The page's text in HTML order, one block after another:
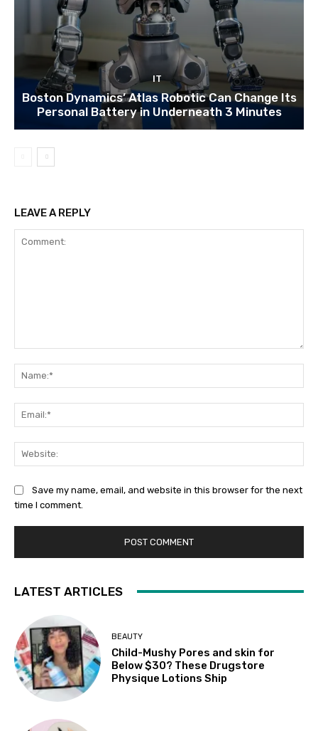
IT
Boston Dynamics’ Atlas Robotic Can Change Its
Personal Battery in Underneath 3 Minutes
LEAVE A REPLY
Save my name, email, and website in this browser for the next
time I comment.
LATEST ARTICLES
BEAUTY
Child-Mushy Pores and skin for
Below $30? These Drugstore
Physique Lotions Ship